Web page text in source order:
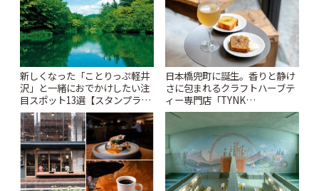
新しくなった「ことりっぷ軽井
沢」と一緒におでかけしたい注
目スポット13選【スタンプラリ
ー開催中】 | ことりっぷ
日本橋兜町に誕生。香りと静け
さに包まれるクラフトハーブテ
ィー専門店「TYNK
Kabutocho」 | ことりっぷ